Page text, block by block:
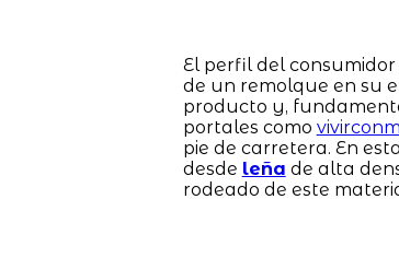
El perfil del consumidor
de un remolque en su
producto y,
portales como
pie de carretera. En
desde leña de alta
rodeado de este